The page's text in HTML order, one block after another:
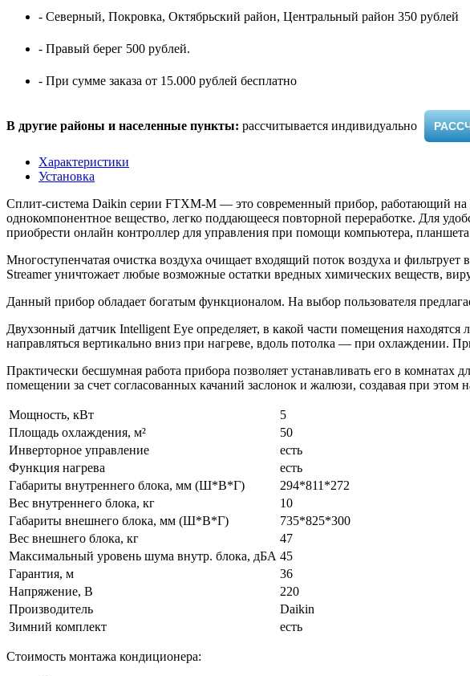
- Северный, Покровка, Октябрьский район, Центральный район 350 рублей
- Правый берег 500 рублей.
- При сумме заказа от 15.000 рублей бесплатно
В другие районы и населенные пункты: рассчитывается индивидуально ​
Характеристики
Установка
Сплит-система Daikin серии FTXM-M — это современный прибор, работающий на
однокомпонентное вещество, легко поддающееся повторной переработке. Для
приобрести онлайн контроллер для управления при помощи компьютера,
Многоступенчатая очистка воздуха очищает входящий поток воздуха и
Streamer уничтожает любые возможные остатки вредных химических веществ,
Данный прибор обладает богатым функционалом. На выбор пользователя
Двухзонный датчик Intelligent Eye определяет, в какой части помещения
направляться вертикально вниз при нагреве, вдоль потолка — при охлаждении.
Практически бесшумная работа прибора позволяет устанавливать его в
помещении за счет согласованных качаний заслонок и жалюзи, создавая при
Мощность, кВт
5
Площадь охлаждения, м²
50
Инверторное управление
есть
Функция нагрева
есть
Габариты внутреннего блока, мм (Ш*В*Г)
294*811*272
Вес внутреннего блока, кг
10
Габариты внешнего блока, мм (Ш*В*Г)
735*825*300
Вес внешнего блока, кг
47
Максимальный уровень шума внутр. блока, дБА 45
Гарантия, м
36
Напряжение, В
220
Производитель
Daikin
Зимний комплект
есть
Стоимость монтажа кондиционера: